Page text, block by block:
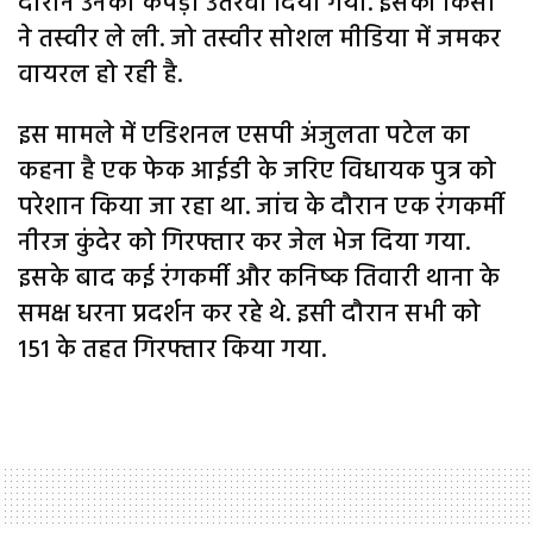
ने तस्वीर ले ली. जो तस्वीर सोशल मीडिया में जमकर
वायरल हो रही है.
इस मामले में एडिशनल एसपी अंजुलता पटेल का
कहना है एक फेक आईडी के जरिए विधायक पुत्र को
परेशान किया जा रहा था. जांच के दौरान एक रंगकर्मी
नीरज कुंदेर को गिरफ्तार कर जेल भेज दिया गया.
इसके बाद कई रंगकर्मी और कनिष्क तिवारी थाना के
समक्ष धरना प्रदर्शन कर रहे थे. इसी दौरान सभी को
151 के तहत गिरफ्तार किया गया.